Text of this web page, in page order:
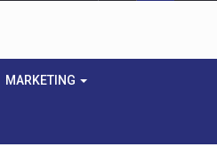
MARKETING